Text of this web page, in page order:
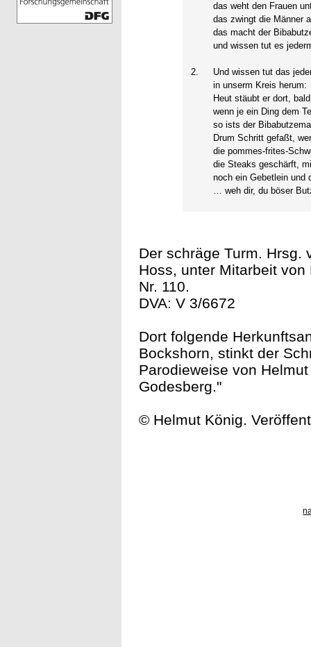
das weht den Frauen
das zwingt die Männer
das macht der
und wissen tut es
2.
Und wissen tut das
in unserm Kreis herum:
Heut stäubt er dort,
wenn je ein Ding dem
so ists der
Drum Schritt gefaßt,
die pommes-frites-
die Steaks geschärft,
noch ein Gebetlein und
… weh dir, du böser
Der schräge Turm. Hrsg.
Hoss, unter Mitarbeit
Nr. 110.
DVA: V 3/6672
Dort folgende
Bockshorn, stinkt der
Parodieweise von
Godesberg."
© Helmut König.